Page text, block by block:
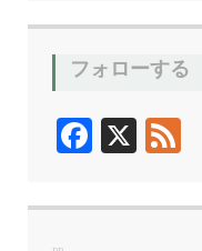
フォローする
F
e
X
d